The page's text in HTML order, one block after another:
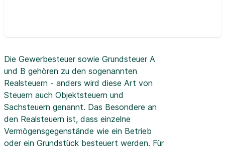
Die Gewerbesteuer sowie Grundsteuer A
und B gehören zu den sogenannten
Realsteuern - anders wird diese Art von
Steuern auch Objektsteuern und
Sachsteuern genannt. Das Besondere an
den Realsteuern ist, dass einzelne
Vermögensgegenstände wie ein Betrieb
oder ein Grundstück besteuert werden. Für